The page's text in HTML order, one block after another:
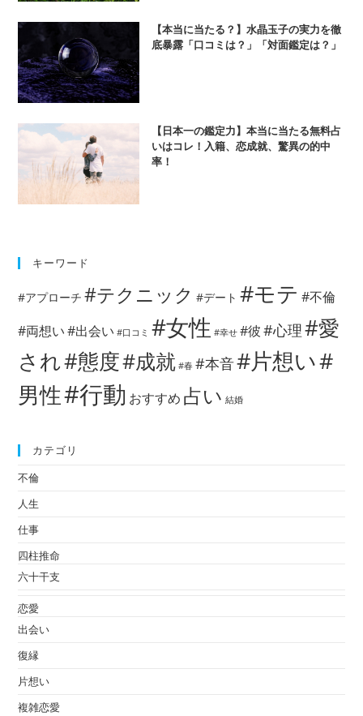
【本当に当たる？】水晶玉子の実力を徹
底暴露「口コミは？」「対面鑑定は？」
【日本一の鑑定力】本当に当たる無料占
いはコレ！入籍、恋成就、驚異の的中
率！
キーワード
#アプローチ #テクニック #デート #モテ #不倫
#両想い#出会い #口コミ #女性 #幸せ #彼#心理#愛
され#態度#成就 #春 #本音#片想い#
男性#行動 おすすめ 占い 結婚
カテゴリ
不倫
人生
仕事
四柱推命
六十干支
恋愛
出会い
復縁
片想い
複雑恋愛